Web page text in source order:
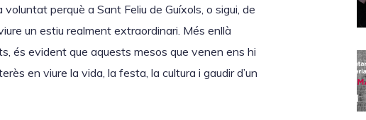
Radioperquè a Sant Feliu de Guíxols, o sigui, de
un estiu realment extraordinari. Més enllà
és evident que aquests mesos que venen ens hi
en viure la vida, la festa, la cultura i gaudir d’un